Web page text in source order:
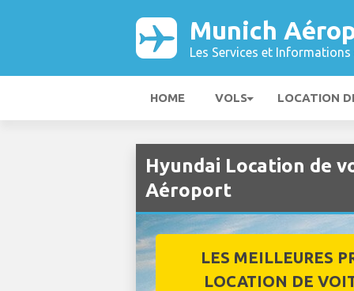
Munich
Les Services et
HOME VOLS LOCATION
Hyundai Location de
Aéroport
LES MEILLEURES
LOCATION DE